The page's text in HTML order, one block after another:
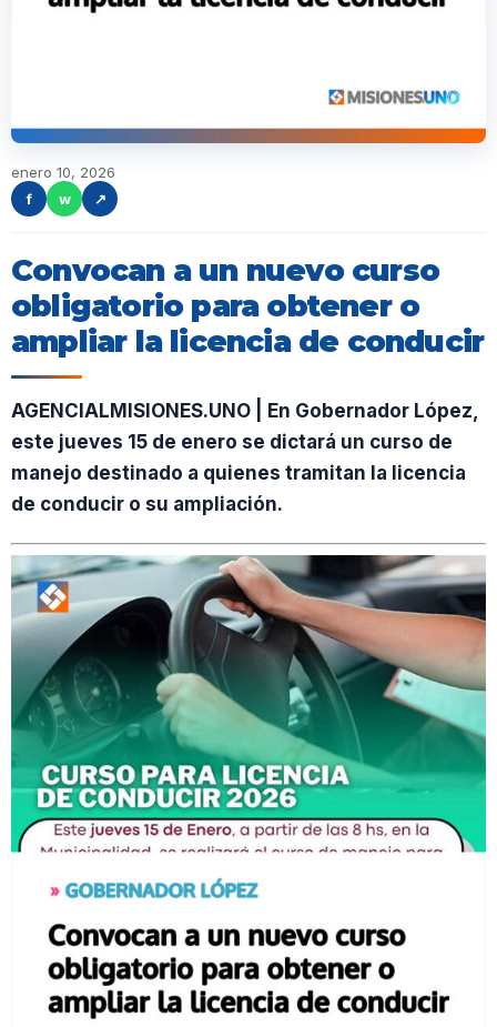
enero 10, 2026
f
w ↗
Convocan a un nuevo curso
obligatorio para obtener o
ampliar la licencia de conducir
AGENCIALMISIONES.UNO | En Gobernador López,
este jueves 15 de enero se dictará un curso de
manejo destinado a quienes tramitan la licencia
de conducir o su ampliación.